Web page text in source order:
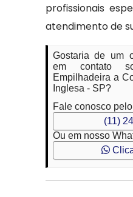
profissionais
atendimento de
Gostaria de um
em contato
Empilhadeira a
Inglesa - SP?
Fale conosco
(11)
Ou em nosso